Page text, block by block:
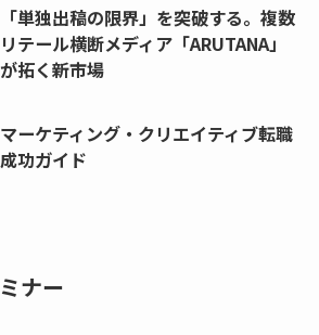
「単独出稿の限界」を突破する。複数
リテール横断メディア「ARUTANA」
が拓く新市場
マーケティング・クリエイティブ転職
成功ガイド
ナー